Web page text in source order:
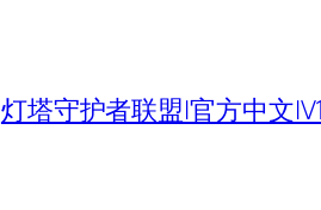
灯塔守护者联盟|官方中文